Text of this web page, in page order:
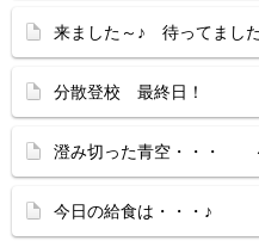
来ました～♪ 待ってま
分散登校 最終日！
澄み切った青空・・・
今日の給食は・・・♪